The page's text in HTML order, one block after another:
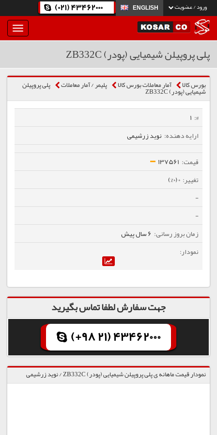
ورود / عضویت ENGLISH
(021) 43462000
بار
و
پلی پروپیلن شیمیایی (پودر) ZB332C
بورس کالا آمار معاملات بورس کالا پلیمر / آمار معاملات پلی پروپیلن
شیمیایی (پودر) ZB332C
1
نوید زرشیمی
137561
0 (0%)
-
-
6 سال پیش
جهت سفارش لطفا تماس بگیرید
(+98 21) 43462000
نمودار قیمت ماهانه ی پلی پروپیلن شیمیایی (پودر) ZB332C / نوید زرشیمی